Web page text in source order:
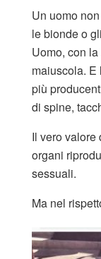
Un uomo
le bionde o
Uomo, con
maiuscola. E
più
di spine,
Il vero valore
organi
sessuali.
Ma nel